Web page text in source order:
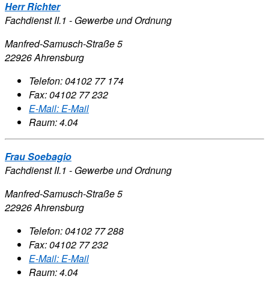
Herr Richter
Fachdienst II.1 - Gewerbe und Ordnung
Manfred-Samusch-Straße 5
22926 Ahrensburg
Telefon:04102 77 174
Fax:04102 77 232
E-Mail:E-Mail
Raum: 4.04
Frau Soebagio
Fachdienst II.1 - Gewerbe und Ordnung
Manfred-Samusch-Straße 5
22926 Ahrensburg
Telefon:04102 77 288
Fax:04102 77 232
E-Mail:E-Mail
Raum: 4.04